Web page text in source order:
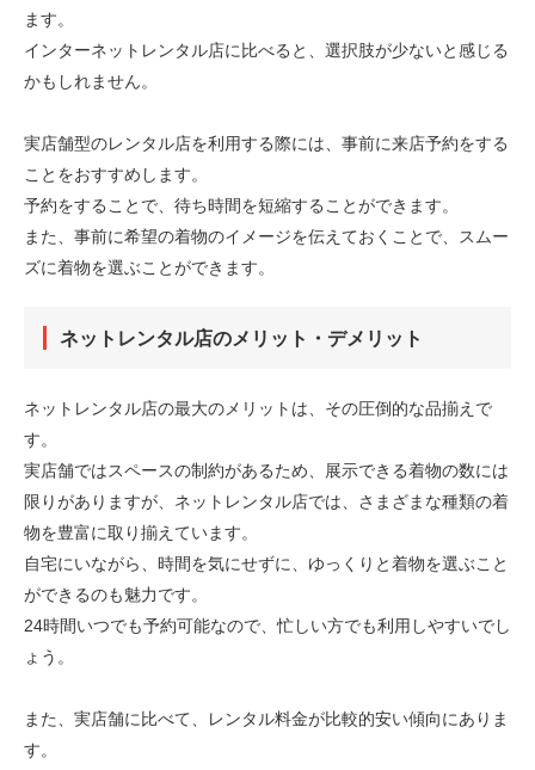
ます。
インターネットレンタル店に比べると、選択肢が少ないと感じる
かもしれません。
実店舗型のレンタル店を利用する際には、事前に来店予約をする
ことをおすすめします。
予約をすることで、待ち時間を短縮することができます。
また、事前に希望の着物のイメージを伝えておくことで、スムー
ズに着物を選ぶことができます。
ネットレンタル店のメリット・デメリット
ネットレンタル店の最大のメリットは、その圧倒的な品揃えで
す。
実店舗ではスペースの制約があるため、展示できる着物の数には
限りがありますが、ネットレンタル店では、さまざまな種類の着
物を豊富に取り揃えています。
自宅にいながら、時間を気にせずに、ゆっくりと着物を選ぶこと
ができるのも魅力です。
24時間いつでも予約可能なので、忙しい方でも利用しやすいでし
ょう。
また、実店舗に比べて、レンタル料金が比較的安い傾向にありま
す。